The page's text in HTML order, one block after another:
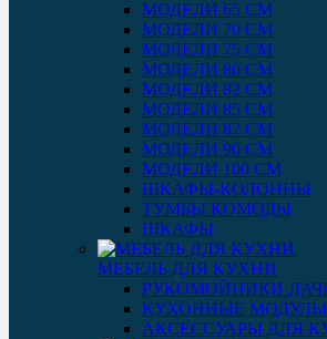
МОДЕЛИ 65 СМ
МОДЕЛИ 70 СМ
МОДЕЛИ 75 СМ
МОДЕЛИ 80 СМ
МОДЕЛИ 82 СМ
МОДЕЛИ 85 СМ
МОДЕЛИ 87 СМ
МОДЕЛИ 90 СМ
МОДЕЛИ 100 СМ
ШКАФЫ-КОЛОННЫ
ТУМБЫ КОМОДЫ
ШКАФЫ
МЕБЕЛЬ ДЛЯ КУХНИ
РУКОМОЙНИКИ
КУХОННЫЕ
АКСЕССУАРЫ ДЛЯ